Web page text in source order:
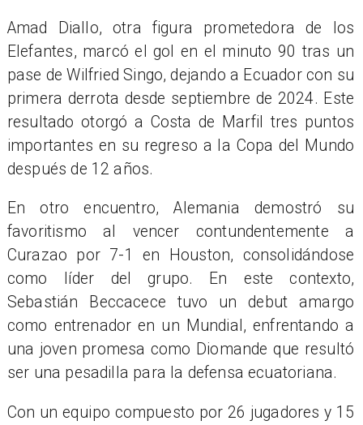
Amad Diallo, otra figura prometedora de los
Elefantes, marcó el gol en el minuto 90 tras un
pase de Wilfried Singo, dejando a Ecuador con su
primera derrota desde septiembre de 2024. Este
resultado otorgó a Costa de Marfil tres puntos
importantes en su regreso a la Copa del Mundo
después de 12 años.
En otro encuentro, Alemania demostró su
favoritismo al vencer contundentemente a
Curazao por 7-1 en Houston, consolidándose
como líder del grupo. En este contexto,
Sebastián Beccacece tuvo un debut amargo
como entrenador en un Mundial, enfrentando a
una joven promesa como Diomande que resultó
ser una pesadilla para la defensa ecuatoriana.
Con un equipo compuesto por 26 jugadores y 15